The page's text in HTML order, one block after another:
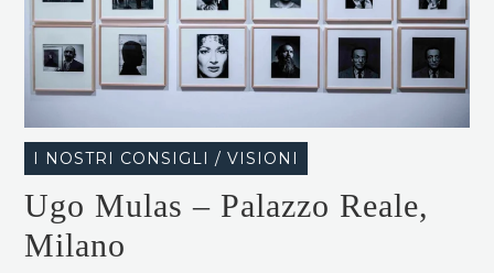
I NOSTRI CONSIGLI / VISIONI
Ugo Mulas – Palazzo Reale,
Milano